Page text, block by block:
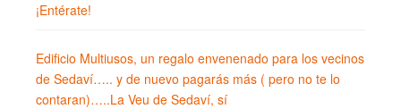
¡Entérate!
Edificio Multiusos, un regalo envenenado para los vecinos
de Sedaví….. y de nuevo pagarás más ( pero no te lo
contaran)…..La Veu de Sedaví, sí